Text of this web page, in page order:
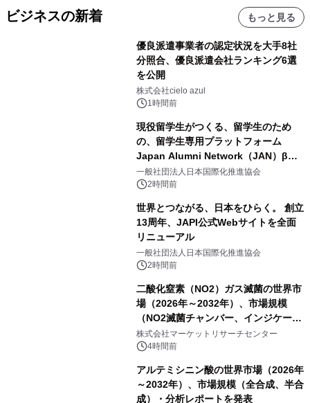
ビジネスの新着 もっと見る
優良派遣事業者の認定状況を大手8社
分照合、優良派遣会社ランキング6選
を公開
株式会社cielo azul
1時間前
現役留学生がつくる、留学生のため
の、留学生専用プラットフォーム
Japan Alumni Network（JAN）β版
をリリース
一般社団法人日本国際化推進協会
2時間前
世界とつながる、日本をひらく。 創立
13周年、JAPI公式Webサイトを全面
リニューアル
一般社団法人日本国際化推進協会
2時間前
二酸化窒素（NO2）ガス滅菌の世界市
場（2026年～2032年）、市場規模
（NO2滅菌チャンバー、インジケータ
ーおよびモニタリングシステム、その
他）・分析レポートを発表
株式会社マーケットリサーチセンター
4時間前
アルテミシニン酸の世界市場（2026年
～2032年）、市場規模（全合成、半合
成）・分析レポートを発表